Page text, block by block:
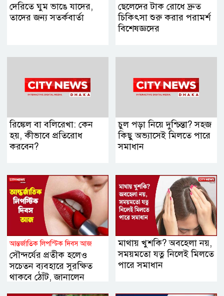
দেরিতে ঘুম ভাঙে যাদের,
তাদের জন্য সতর্কবার্তা
ছেলেদের টাক রোধে দ্রুত
চিকিৎসা শুরু করার পরামর্শ
বিশেষজ্ঞদের
রিঙ্কেল বা বলিরেখা: কেন
হয়, কীভাবে প্রতিরোধ
করবেন?
চুল পড়া নিয়ে দুশ্চিন্তা? সহজ
কিছু অভ্যাসেই মিলতে পারে
সমাধান
আন্তর্জাতিক লিপস্টিক দিবস আজ
সৌন্দর্যের প্রতীক হলেও
সচেতন ব্যবহারে সুরক্ষিত
থাকবে ঠোঁট, জানালেন
মাথায় খুশকি? অবহেলা নয়,
সময়মতো যত্ন নিলেই মিলতে
পারে সমাধান